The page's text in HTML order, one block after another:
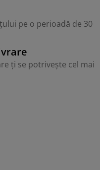
pe o perioadă de 30
ți se potrivește cel mai